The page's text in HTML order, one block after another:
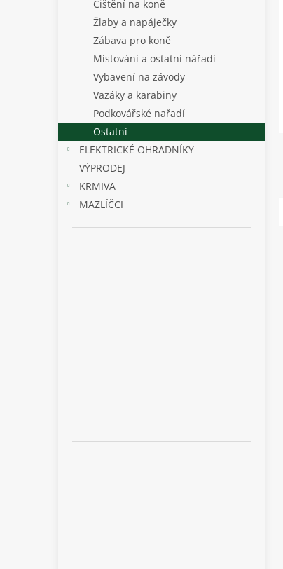
Čištění na koně
Žlaby a napáječky
Zábava pro koně
Místování a ostatní nářadí
Vybavení na závody
Vazáky a karabiny
Podkovářské nařadí
Ostatní
ELEKTRICKÉ OHRADNÍKY
VÝPRODEJ
KRMIVA
MAZLÍČCI